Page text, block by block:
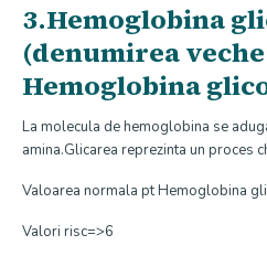
3.Hemoglobina
(denumirea veche
Hemoglobina
La molecula de hemoglobina se
amina.Glicarea reprezinta un proces
Valoarea normala pt Hemoglobina
Valori risc=>6